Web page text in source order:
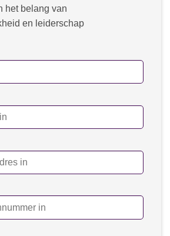
het belang van
en leiderschap